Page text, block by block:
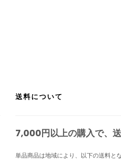
送料について
7,000円以上の購入で、
単品商品は地域により、以下の送料と